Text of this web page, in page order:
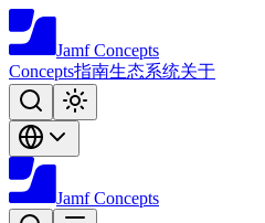
Jamf Concepts
Concepts指南生态系统关于
Jamf Concepts